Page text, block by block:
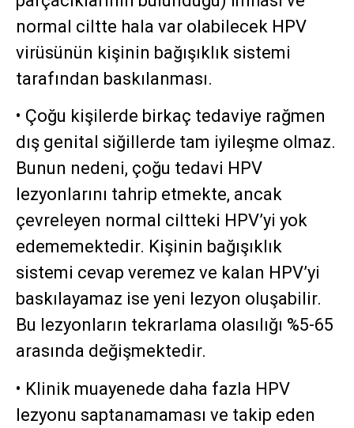
normal ciltte hala var olabilecek HPV
virüsünün kişinin bağışıklık sistemi
tarafından baskılanması.
• Çoğu kişilerde birkaç tedaviye rağmen
dış genital siğillerde tam iyileşme olmaz.
Bunun nedeni, çoğu tedavi HPV
lezyonlarını tahrip etmekte, ancak
çevreleyen normal ciltteki HPV’yi yok
edememektedir. Kişinin bağışıklık
sistemi cevap veremez ve kalan HPV’yi
baskılayamaz ise yeni lezyon oluşabilir.
Bu lezyonların tekrarlama olasılığı %5-65
arasında değişmektedir.
• Klinik muayenede daha fazla HPV
lezyonu saptanamaması ve takip eden